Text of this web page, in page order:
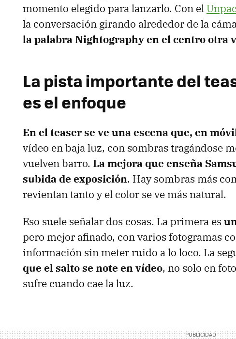
momento elegido para lanzarlo. Con el
la conversación girando alrededor de la
la palabra Nightography en el centro otra
La pista importante del
es el enfoque
En el teaser se ve una escena que, en
vídeo en baja luz, con sombras tragándose
vuelven barro. La mejora que enseña
subida de exposición. Hay sombras más
revientan tanto y el color se ve más natural.
Eso suele señalar dos cosas. La primera es
pero mejor afinado, con varios fotogramas
información sin meter ruido a lo loco. La
que el salto se note en vídeo, no solo en
sufre cuando cae la luz.